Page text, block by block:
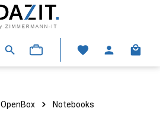
OpenBox Notebooks